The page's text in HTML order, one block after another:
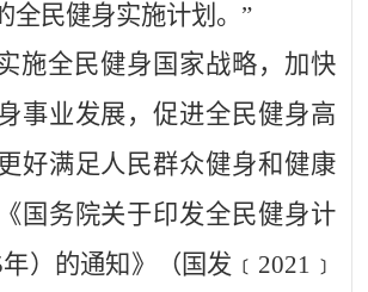
全民健身实施计划。”
施全民健身国家战略，加快
事业发展，促进全民健身高
好满足人民群众健身和健康
国务院关于印发全民健身计
年）的通知》（国发﹝2021﹞